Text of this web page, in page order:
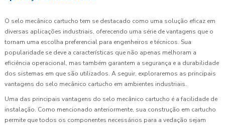
O selo mecânico cartucho tem se destacado como uma solução eficaz em
diversas aplicações industriais, oferecendo uma série de vantagens que o
tornam uma escolha preferencial para engenheiros e técnicos. Sua
popularidade se deve a características que não apenas melhoram a
eficiência operacional, mas também garantem a segurança e a durabilidade
dos sistemas em que são utilizados. A seguir, exploraremos as principais
vantagens do selo mecânico cartucho em ambientes industriais.
Uma das principais vantagens do selo mecânico cartucho é a facilidade de
instalação. Como mencionado anteriormente, sua construção em cartucho
permite que todos os componentes necessários para a vedação sejam